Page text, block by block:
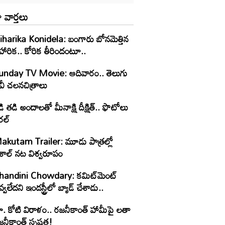
Konidela: బంగారు బోనమెత్తిన
కోరిక తీరిందంటూ..
TV Movie: ఆదివారం.. తెలుగు
చ‌ల‌న‌చిత్రాలు
తడి అందాలతో మీనాక్షి దీక్షిత్‌.. ఫొటోలు
Trailer: మూడు పాత్రల్లో
నట విశ్వరూపం
Chowdary: కమిట్‌మెంట్
ఇండస్ట్రీలో బ్యాడ్ చేశాడు..
కోటి విరాళం.. రజనీకాంత్ హామీపై లతా